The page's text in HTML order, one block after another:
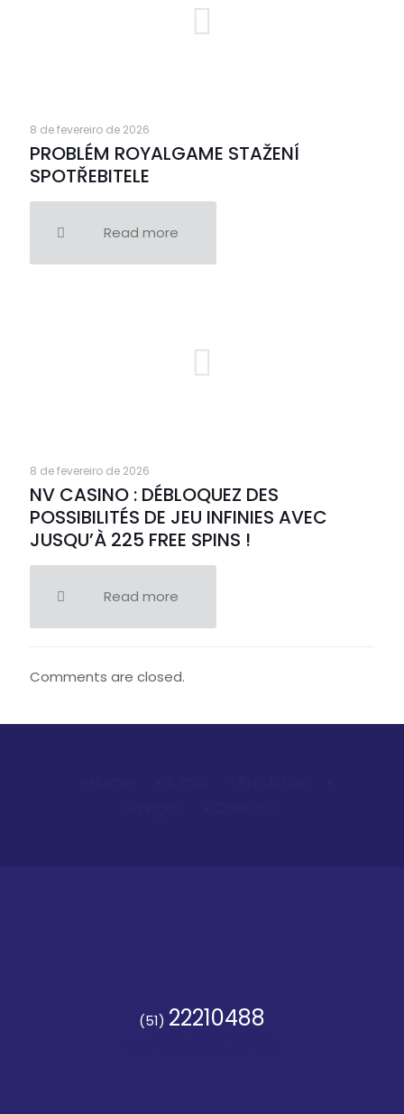
8 de fevereiro de 2026
PROBLÉM ROYALGAME STAŽENÍ
SPOTŘEBITELE
Read more
8 de fevereiro de 2026
NV CASINO : DÉBLOQUEZ DES
POSSIBILITÉS DE JEU INFINIES AVEC
JUSQU’À 225 FREE SPINS !
Read more
Comments are closed.
(51) 22210488